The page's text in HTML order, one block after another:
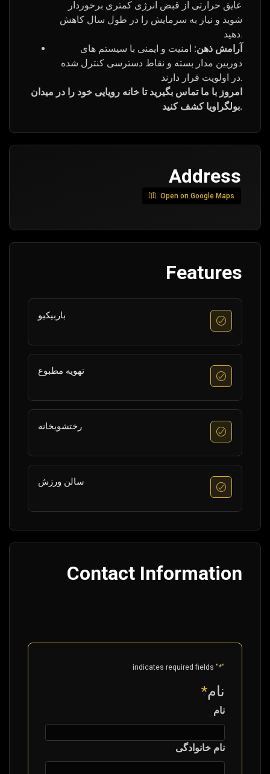
عایق حرارتی از قبض انرژی کمتری برخوردار
شوید و نیاز به سرمایش را در طول سال کاهش
دهید.
آرامش ذهن: امنیت و ایمنی با سیستم های
دوربین مدار بسته و نقاط دسترسی کنترل شده
در اولویت قرار دارند.
امروز با ما تماس بگیرید تا خانه رویایی خود را در میدان
بولگراویا کشف کنید.
Address
Open on Google Maps
Features
باربیکیو
تهویه مطبوع
رختشویخانه
سالن ورزش
Contact Information
"
*
" indicates required fields
نام*
نام
نام خانوادگی